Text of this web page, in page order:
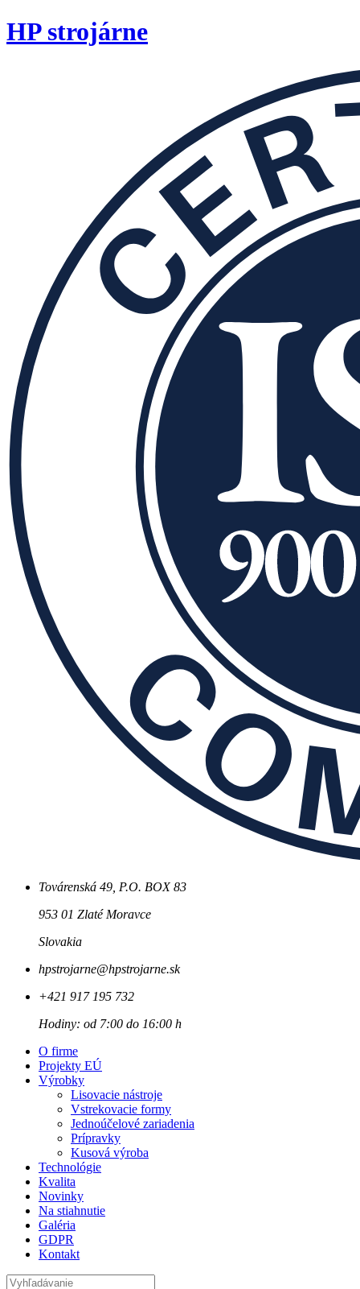
HP strojárne
Továrenská 49, P.O. BOX 83
953 01 Zlaté Moravce
Slovakia
hpstrojarne@hpstrojarne.sk
+421 917 195 732
Hodiny: od 7:00 do 16:00 h
O firme
Projekty EÚ
Výrobky
Lisovacie nástroje
Vstrekovacie formy
Jednoúčelové zariadenia
Prípravky
Kusová výroba
Technológie
Kvalita
Novinky
Na stiahnutie
Galéria
GDPR
Kontakt
Vyhľadávanie